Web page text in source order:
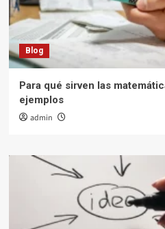
Blog
Para qué sirven las
ejemplos
admin